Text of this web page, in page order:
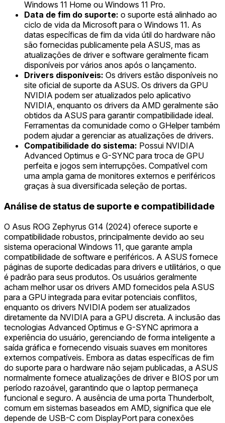
Windows 11 Home ou Windows 11 Pro.
Data de fim do suporte: o suporte está alinhado ao
ciclo de vida da Microsoft para o Windows 11. As
datas específicas de fim da vida útil do hardware não
são fornecidas publicamente pela ASUS, mas as
atualizações de driver e software geralmente ficam
disponíveis por vários anos após o lançamento.
Drivers disponíveis: Os drivers estão disponíveis no
site oficial de suporte da ASUS. Os drivers da GPU
NVIDIA podem ser atualizados pelo aplicativo
NVIDIA, enquanto os drivers da AMD geralmente são
obtidos da ASUS para garantir compatibilidade ideal.
Ferramentas da comunidade como o GHelper também
podem ajudar a gerenciar as atualizações de drivers.
Compatibilidade do sistema: Possui NVIDIA
Advanced Optimus e G-SYNC para troca de GPU
perfeita e jogos sem interrupções. Compatível com
uma ampla gama de monitores externos e periféricos
graças à sua diversificada seleção de portas.
Análise de status de suporte e compatibilidade
O Asus ROG Zephyrus G14 (2024) oferece suporte e
compatibilidade robustos, principalmente devido ao seu
sistema operacional Windows 11, que garante ampla
compatibilidade de software e periféricos. A ASUS fornece
páginas de suporte dedicadas para drivers e utilitários, o que
é padrão para seus produtos. Os usuários geralmente
acham melhor usar os drivers AMD fornecidos pela ASUS
para a GPU integrada para evitar potenciais conflitos,
enquanto os drivers NVIDIA podem ser atualizados
diretamente da NVIDIA para a GPU discreta. A inclusão das
tecnologias Advanced Optimus e G-SYNC aprimora a
experiência do usuário, gerenciando de forma inteligente a
saída gráfica e fornecendo visuais suaves em monitores
externos compatíveis. Embora as datas específicas de fim
do suporte para o hardware não sejam publicadas, a ASUS
normalmente fornece atualizações de driver e BIOS por um
período razoável, garantindo que o laptop permaneça
funcional e seguro. A ausência de uma porta Thunderbolt,
comum em sistemas baseados em AMD, significa que ele
depende de USB-C com DisplayPort para conexões